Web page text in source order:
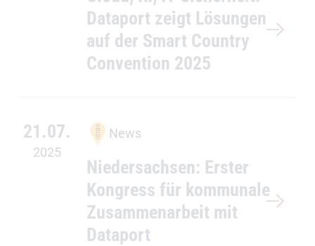
Dataport zeigt Lösungen
auf der Smart Country
Convention 2025
Niedersachsen: Erster
Kongress für kommunale
Zusammenarbeit mit
Dataport
News
21.07.
2025